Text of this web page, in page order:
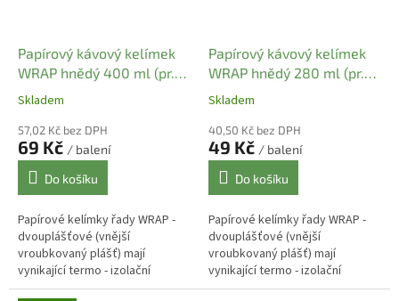
Papírový kávový kelímek
WRAP hnědý 400 ml (pr.
Skladem
57,02 Kč bez DPH
69 Kč / balení
Do košíku
Papírové kelímky řady WRAP -
dvouplášťové (vnější
vroubkovaný plášť) mají
vynikající termo - izolační
vlastnosti díky dvojité stěně
Papírový kávový kelímek
WRAP hnědý 280 ml (pr.
80 mm) (25 ks)
Skladem
40,50 Kč bez DPH
49 Kč / balení
Do košíku
Papírové kelímky řady WRAP -
dvouplášťové (vnější
vroubkovaný plášť) mají
vynikající termo - izolační
vlastnosti díky dvojité stěně